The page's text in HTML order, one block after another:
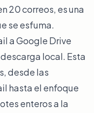
20 correos, es una
se esfuma.
a Google Drive
local. Esta
desde las
hasta el enfoque
enteros a la